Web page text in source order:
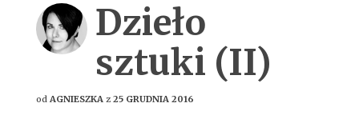
Dzieło
sztuki (II)
od AGNIESZKA z 25 GRUDNIA 2016